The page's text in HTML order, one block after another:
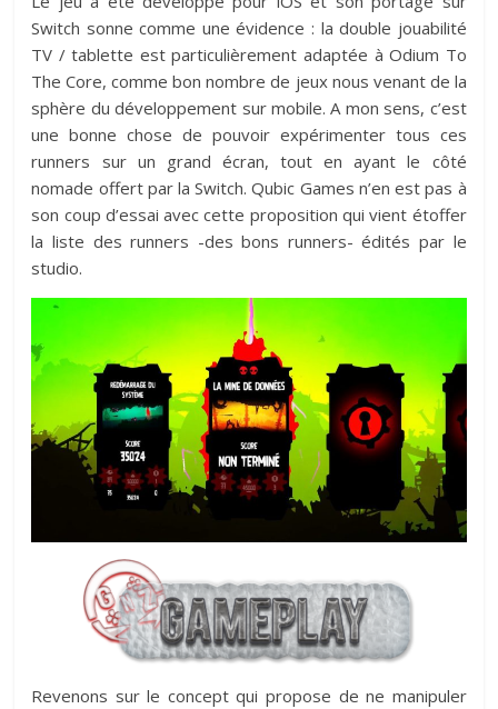
Switch sonne comme une évidence : la double jouabilité
TV / tablette est particulièrement adaptée à Odium To
The Core, comme bon nombre de jeux nous venant de la
sphère du développement sur mobile. A mon sens, c’est
une bonne chose de pouvoir expérimenter tous ces
runners sur un grand écran, tout en ayant le côté
nomade offert par la Switch. Qubic Games n’en est pas à
son coup d’essai avec cette proposition qui vient étoffer
la liste des runners -des bons runners- édités par le
studio.
Revenons sur le concept qui propose de ne manipuler